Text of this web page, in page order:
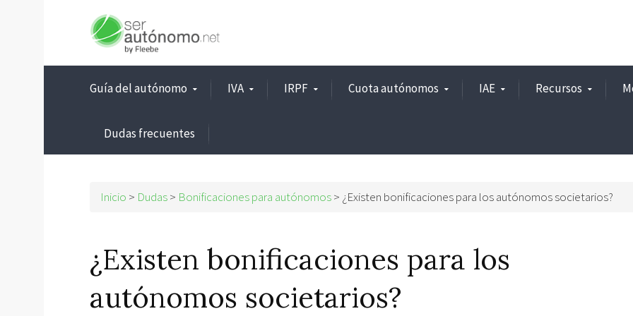
Guía del autónomo IVA IRPF Cuota autónomos IAE Recursos
Dudas frecuentes
Inicio > Dudas> Bonificaciones para autónomos> ¿Existen bonificaciones para los autónomos societarios?
¿Existen bonificaciones para los
autónomos societarios?